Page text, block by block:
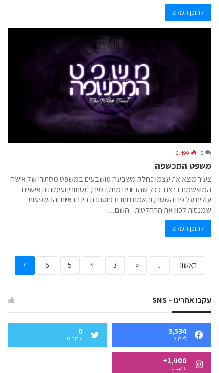
לתוכן המלא
5
6,490
משפט המכשפה
צעיר מוצא את עצמו כחלק משבעה מושבעים במשפט מסתורי של אישה
המואשמת ברצח. ככל שהדיונים מתקדמים, מסתורין ועימותים אישיים
עולים על פני השטח, והאמת נותרת מוסתרת בין הראיות וההשפעות
שמנסות לכוון את ההחלטות. השם…
לתוכן המלא
ראשון ...
«
3
4
5
6
7
עקבו אחרינו – SNS
3,534
לייקים
0
עוקבים
1,000+
עוקבים